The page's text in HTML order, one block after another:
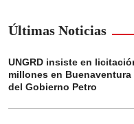
Últimas Noticias
UNGRD insiste en
millones en
del Gobierno Petro